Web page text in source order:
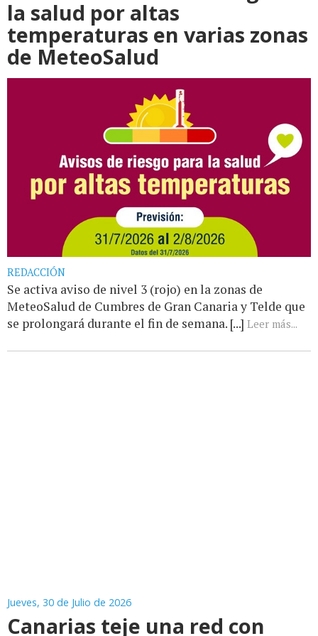
la salud por altas
temperaturas en varias zonas
de MeteoSalud
REDACCIÓN
Se activa aviso de nivel 3 (rojo) en la zonas de
MeteoSalud de Cumbres de Gran Canaria y Telde que
se prolongará durante el fin de semana. [...] Leer más...
Jueves, 30 de Julio de 2026
Canarias teje una red con